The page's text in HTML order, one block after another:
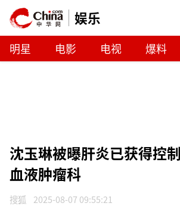
娱乐
明星 电影 电视 爆料
沈玉琳被曝肝炎已获得控
血液肿瘤科
搜狐 2025-08-07 09:55:21